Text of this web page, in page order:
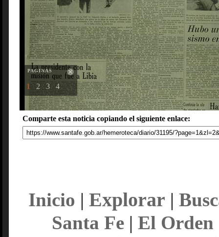
PAGINAS
1 2 3 4
Comparte esta noticia copiando el siguiente enlace:
Inicio | Explorar |
Santa Fe| El Orden